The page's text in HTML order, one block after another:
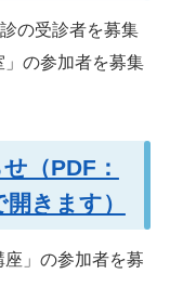
の受診者を募集
」の参加者を募集
（PDF：
きます）
座」の参加者を募